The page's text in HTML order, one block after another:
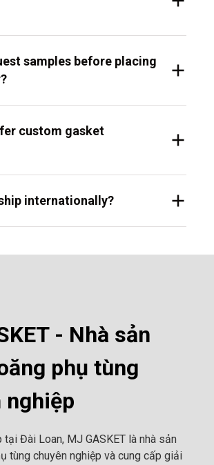
samples before placing
custom gasket
internationally?
- Nhà sản
phụ tùng
nghiệp
Đài Loan, MJ GASKET là nhà sản
tùng chuyên nghiệp và cung cấp giải